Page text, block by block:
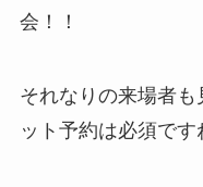
会！！
それなりの来場者
ット予約は必須です